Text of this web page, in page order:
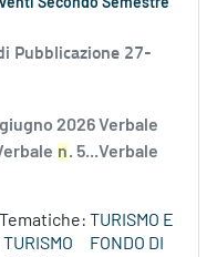
Secondo Semestre
Pubblicazione 27-
2026 Verbale
n. 5...Verbale
TURISMO E
TURISMO
FONDO DI